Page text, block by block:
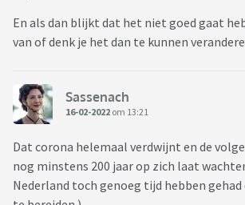
En als dan blijkt dat het niet goed gaat
van of denk je het dan te kunnen
Sassenach
16-02-2022 om 13:21
Dat corona helemaal verdwijnt en de
nog minstens 200 jaar op zich laat
Nederland toch genoeg tijd hebben